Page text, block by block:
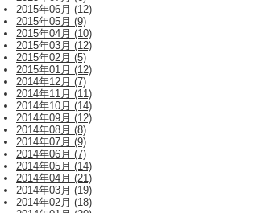
2015年06月 (12)
2015年05月 (9)
2015年04月 (10)
2015年03月 (12)
2015年02月 (5)
2015年01月 (12)
2014年12月 (7)
2014年11月 (11)
2014年10月 (14)
2014年09月 (12)
2014年08月 (8)
2014年07月 (9)
2014年06月 (7)
2014年05月 (14)
2014年04月 (21)
2014年03月 (19)
2014年02月 (18)